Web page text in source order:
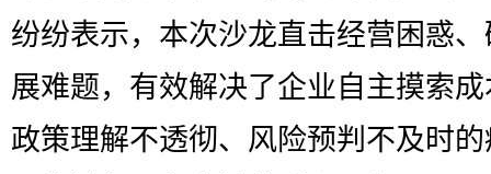
纷纷表示，本次沙龙直击经营困惑
展难题，有效解决了企业自主摸索
政策理解不透彻、风险预判不及时